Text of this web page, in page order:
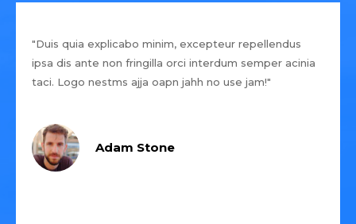
"Duis quia explicabo minim, excepteur repellendus
ipsa dis ante non fringilla orci interdum semper acinia
taci. Logo nestms ajja oapn jahh no use jam!"
Adam Stone